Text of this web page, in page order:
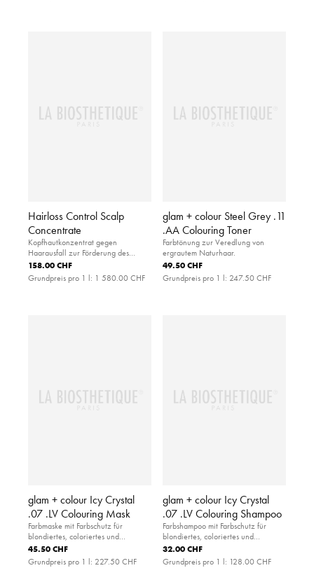
Hairloss Control Scalp
Concentrate
Kopfhautkonzentrat gegen
Haarausfall zur Förderung des
Haarwachstums
158.00 CHF
Grundpreis pro 1 l: 1 580.00 CHF
glam + colour Steel Grey .11
.AA Colouring Toner
Farbtönung zur Veredlung von
ergrautem Naturhaar.
49.50 CHF
Grundpreis pro 1 l: 247.50 CHF
glam + colour Icy Crystal
.07 .LV Colouring Mask
Farbmaske mit Farbschutz für
blondiertes, coloriertes und
naturblondes Haar (Tonhöhe 8-11).
45.50 CHF
Grundpreis pro 1 l: 227.50 CHF
glam + colour Icy Crystal
.07 .LV Colouring Shampoo
Farbshampoo mit Farbschutz für
blondiertes, coloriertes und
naturblondes Haar.
32.00 CHF
Grundpreis pro 1 l: 128.00 CHF